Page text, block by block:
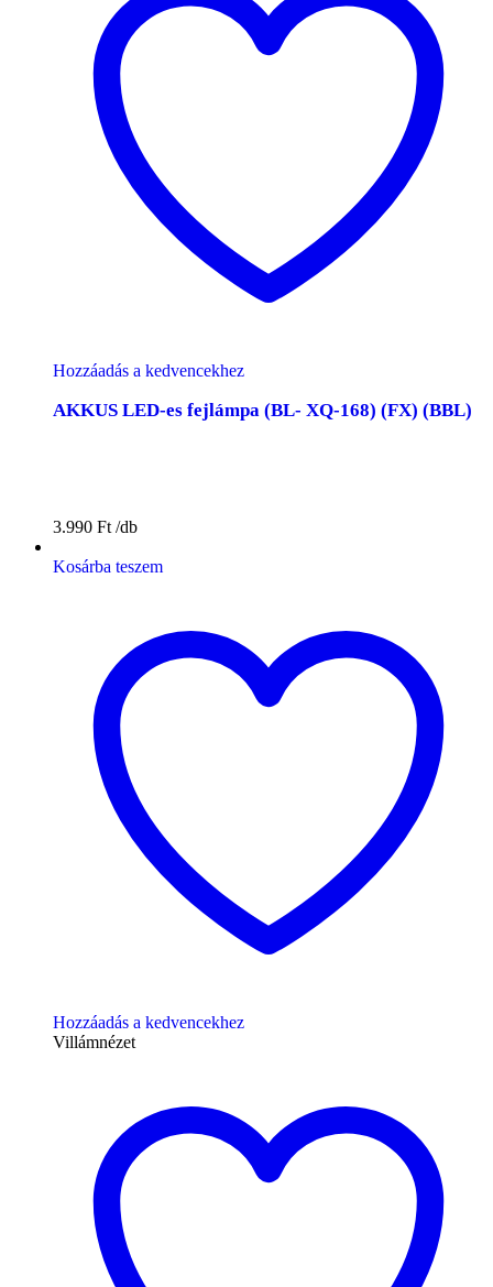
Hozzáadás a kedvencekhez
AKKUS LED-es fejlámpa (BL- XQ-168) (FX) (BBL)
3.990 Ft
Kosárba teszem
Hozzáadás a kedvencekhez
Villámnézet